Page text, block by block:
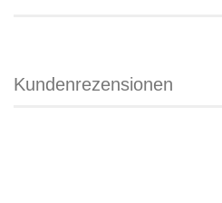
Kundenrezensionen